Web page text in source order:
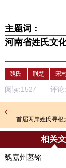
主题词：
河南省姓氏文
魏氏 荆楚 宋
阅读:1527 评论:
首届两岸姓氏寻根
相关
魏嘉州墓铭